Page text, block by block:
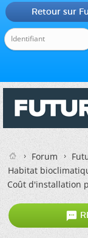
Retour sur
Forum
Habitat
Coût d'installation
